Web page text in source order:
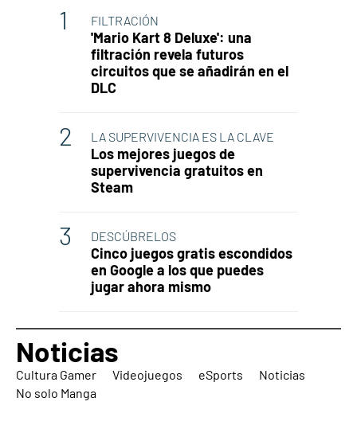
FILTRACIÓN
'Mario Kart 8 Deluxe': una
filtración revela futuros
circuitos que se añadirán en el
DLC
LA SUPERVIVENCIA ES LA CLAVE
Los mejores juegos de
supervivencia gratuitos en
Steam
DESCÚBRELOS
Cinco juegos gratis escondidos
en Google a los que puedes
jugar ahora mismo
Noticias
Cultura Gamer Videojuegos eSports
Noticias
No solo Manga